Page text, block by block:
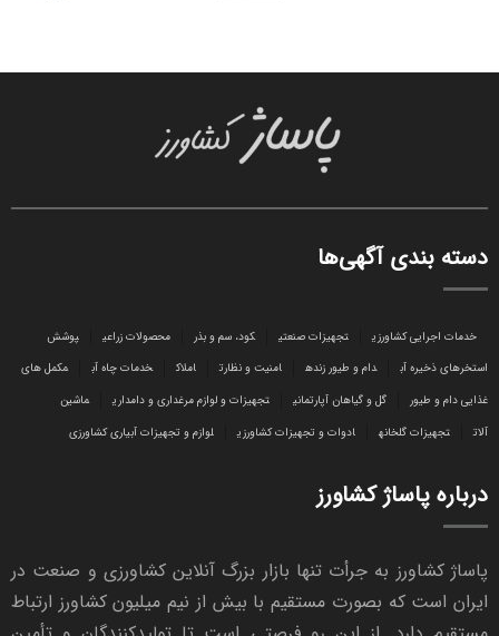
دسته بندی آگهی‌ها
خدمات اجرایی کشاورزی تجهیزات صنعتی کود، سم و بذر محصولات زراعی
پوشش
استخرهای ذخیره آب
دام و طیور زنده امنیت و نظارت املاک خدمات چاه آب
مکمل های
غذایی دام و طیور
گل و گیاهان آپارتمانی تجهیزات و لوازم مرغداری و دامداری
ماشین
آلات
تجهیزات گلخانه ادوات و تجهیزات کشاورزی لوازم و تجهیزات آبیاری کشاورزی
درباره پاساژ کشاورز
پاساژ کشاورز به جرأت تنها بازار بزرگ آنلاین کشاورزی و صنعت در
ایران است که بصورت مستقیم با بیش از نیم میلیون کشاورز ارتباط